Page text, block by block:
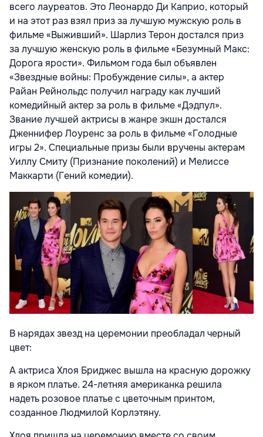
всего лауреатов. Это Леонардо Ди Каприо, который
и на этот раз взял приз за лучшую мужскую роль в
фильме «Выживший». Шарлиз Терон достался приз
за лучшую женскую роль в фильме «Безумный Макс:
Дорога ярости». Фильмом года был объявлен
«Звездные войны: Пробуждение силы», а актер
Райан Рейнольдс получил награду как лучший
комедийный актер за роль в фильме «Дэдпул».
Звание лучшей актрисы в жанре экшн достался
Дженнифер Лоуренс за роль в фильме «Голодные
игры 2». Специальные призы были вручены актерам
Уиллу Смиту (Признание поколений) и Мелиссе
Маккарти (Гений комедии).
В нарядах звезд на церемонии преобладал черный
цвет:
А актриса Хлоя Бриджес вышла на красную дорожку
в ярком платье. 24-летняя американка решила
надеть розовое платье с цветочным принтом,
созданное Людмилой Корлэтяну.